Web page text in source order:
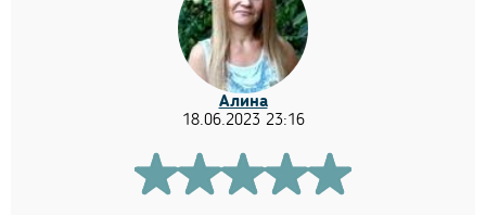
Алина
18.06.2023 23:16